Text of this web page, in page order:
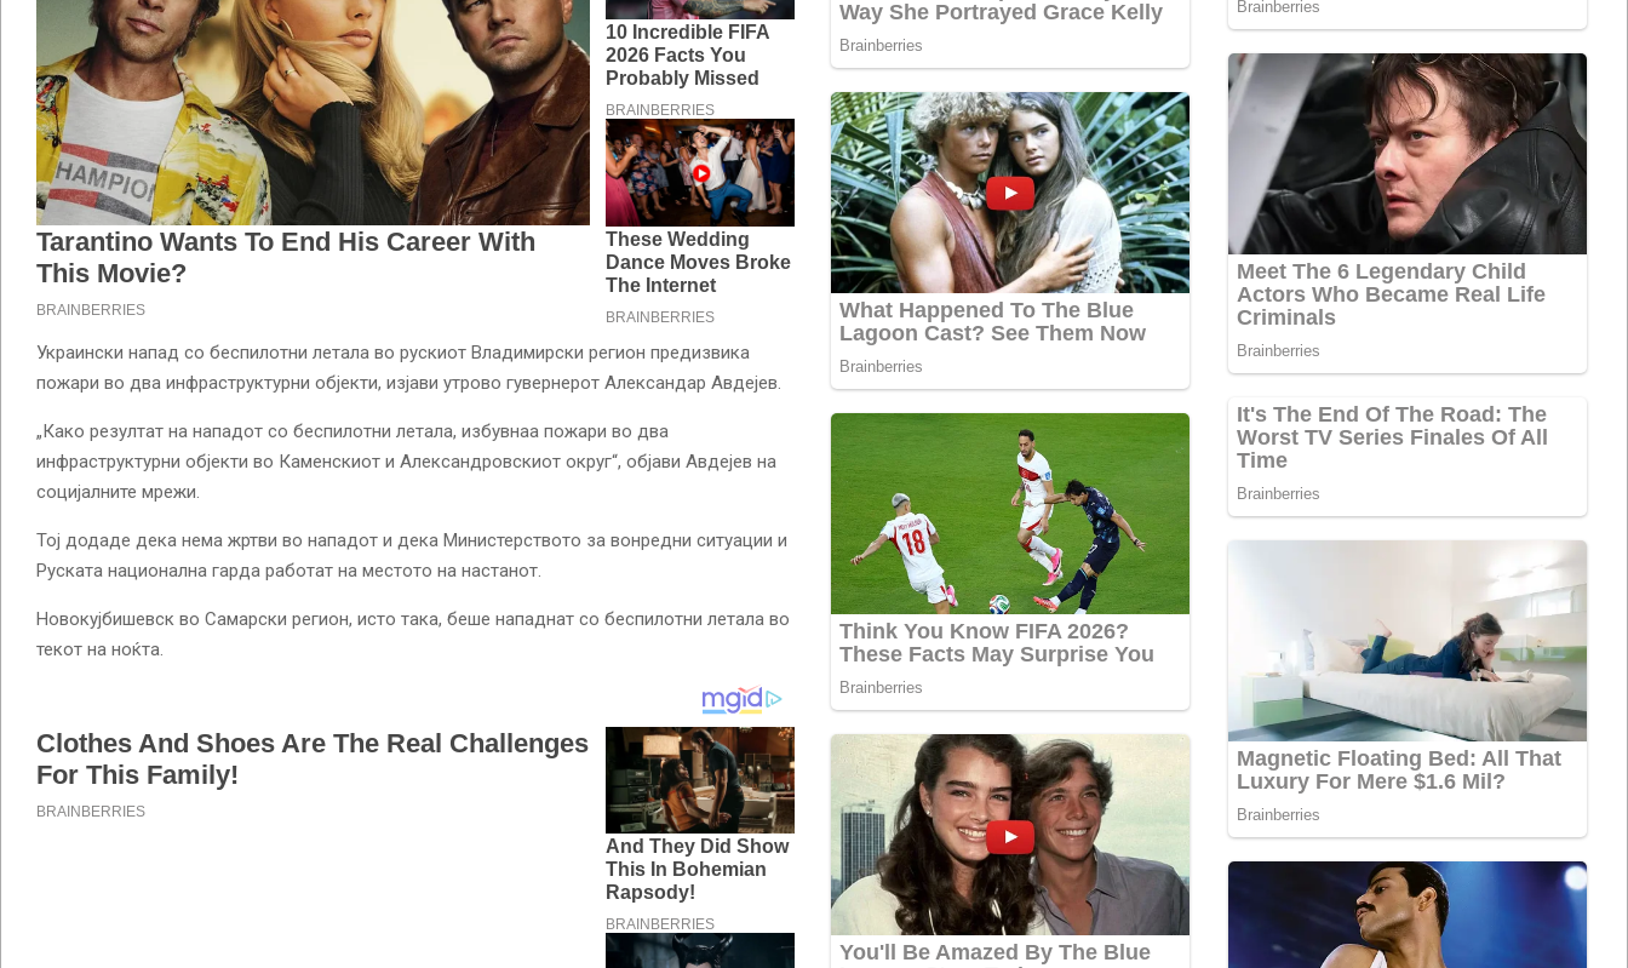
Украински напад со беспилотни летала во рускиот Владимирски регион предизвика
пожари во два инфраструктурни објекти, изјави утрово гувернерот Александар Авдејев.
„Како резултат на нападот со беспилотни летала, избувнаа пожари во два
инфраструктурни објекти во Каменскиот и Александровскиот округ“, објави Авдејев на
социјалните мрежи.
Тој додаде дека нема жртви во нападот и дека Министерството за вонредни ситуации и
Руската национална гарда работат на местото на настанот.
Новокујбишевск во Самарски регион, исто така, беше нападнат со беспилотни летала во
текот на ноќта.